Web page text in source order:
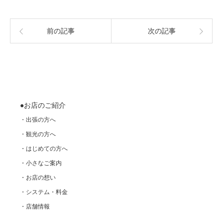
前の記事 次の記事
●お店のご紹介
・出張の方へ
・観光の方へ
・はじめての方へ
・小さなご案内
・お店の想い
・システム・料金
・店舗情報